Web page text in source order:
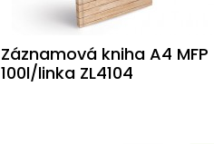
Záznamová kniha A4 MFP
100l/linka ZL4104